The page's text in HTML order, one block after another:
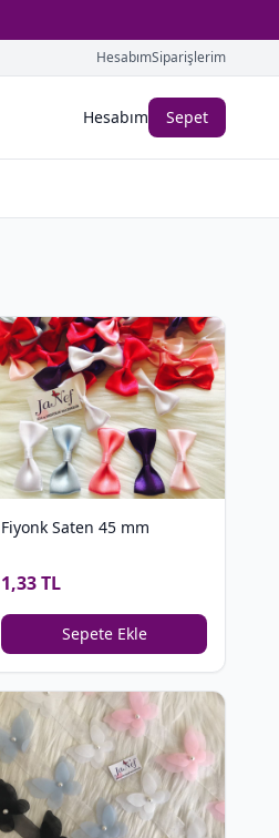
HesabımSiparişlerim
Hesabım Sepet
Fiyonk Saten 45 mm
1,33 TL
Sepete Ekle